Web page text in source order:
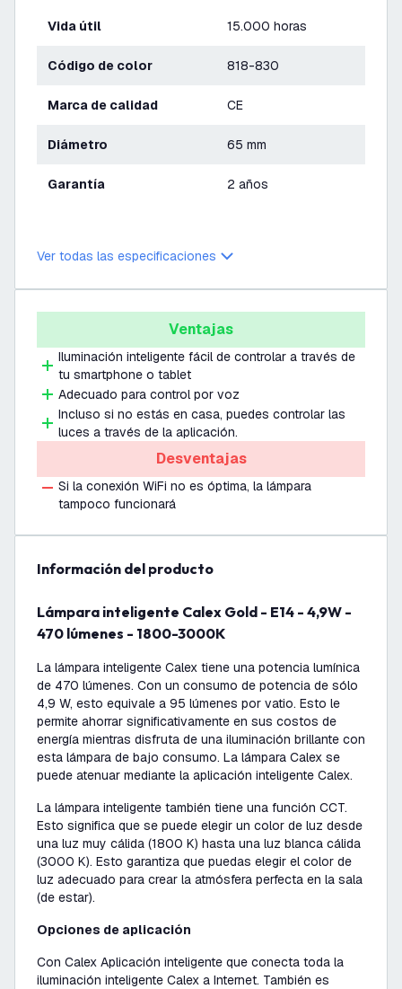
Vida útil 15.000 horas
Código de color 818-830
Marca de calidad CE
Diámetro 65 mm
Garantía 2 años
Ver todas las especificaciones
Ventajas
Iluminación inteligente fácil de controlar a través de
tu smartphone o tablet
Adecuado para control por voz
Incluso si no estás en casa, puedes controlar las
luces a través de la aplicación.
Desventajas
Si la conexión WiFi no es óptima, la lámpara
tampoco funcionará
información del producto
Lámpara inteligente Calex Gold - E14 - 4,9W -
470 lúmenes - 1800-3000K
La lámpara inteligente Calex tiene una potencia lumínica
de 470 lúmenes. Con un consumo de potencia de sólo
4,9 W, esto equivale a 95 lúmenes por vatio. Esto le
permite ahorrar significativamente en sus costos de
energía mientras disfruta de una iluminación brillante con
esta lámpara de bajo consumo. La lámpara Calex se
puede atenuar mediante la aplicación inteligente Calex.
La lámpara inteligente también tiene una función CCT.
Esto significa que se puede elegir un color de luz desde
una luz muy cálida (1800 K) hasta una luz blanca cálida
(3000 K). Esto garantiza que puedas elegir el color de
luz adecuado para crear la atmósfera perfecta en la sala
(de estar).
Opciones de aplicación
Con Calex Aplicación inteligente que conecta toda la
iluminación inteligente Calex a Internet. También es